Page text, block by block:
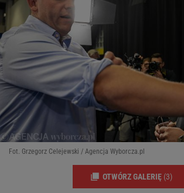
Fot. Grzegorz Celejewski / Agencja Wyborcza.pl
OTWÓRZ GALERIĘ (3)